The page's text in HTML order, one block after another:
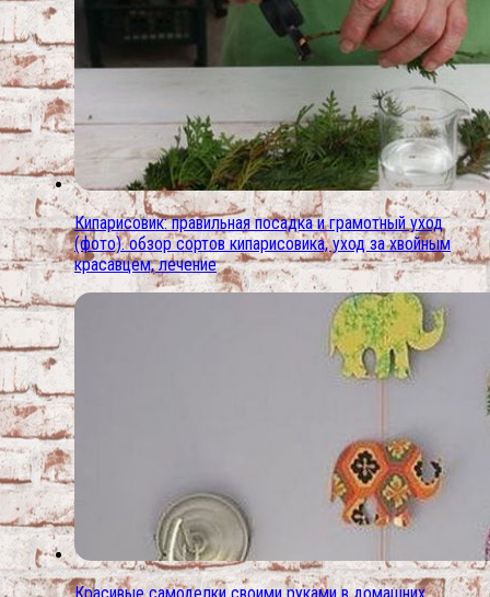
Кипарисовик: правильная посадка и грамотный уход
(фото). обзор сортов кипарисовика, уход за хвойным
красавцем, лечение